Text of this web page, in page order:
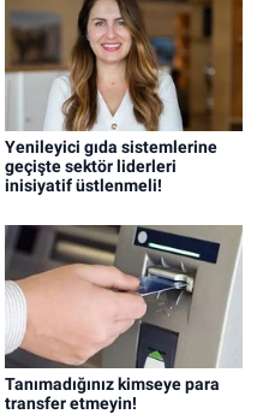
Yenileyici gıda sistemlerine
geçişte sektör liderleri
inisiyatif üstlenmeli!
Tanımadığınız kimseye para
transfer etmeyin!